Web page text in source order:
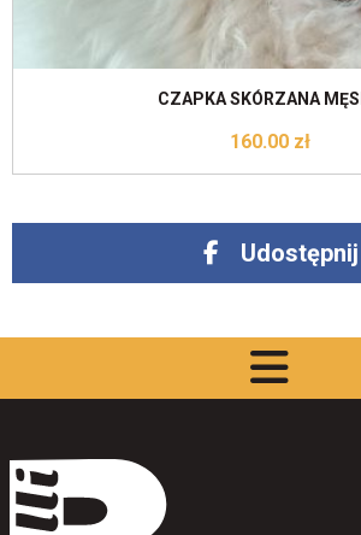
CZAPKA SKÓRZANA
160.00 zł
Udostępnij